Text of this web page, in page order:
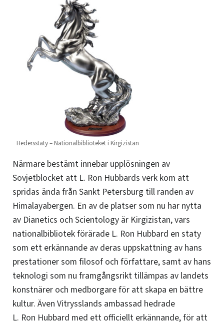
Hedersstaty – Nationalbiblioteket i Kirgizistan
Närmare bestämt innebar upplösningen av
Sovjetblocket att L. Ron Hubbards verk kom att
spridas ända från Sankt Petersburg till randen av
Himalayabergen. En av de platser som nu har nytta
av Dianetics och Scientology är Kirgizistan, vars
nationalbibliotek förärade L. Ron Hubbard en staty
som ett erkännande av deras uppskattning av hans
prestationer som filosof och författare, samt av hans
teknologi som nu framgångsrikt tillämpas av landets
konstnärer och medborgare för att skapa en bättre
kultur. Även Vitrysslands ambassad hedrade
L. Ron Hubbard med ett officiellt erkännande, för att